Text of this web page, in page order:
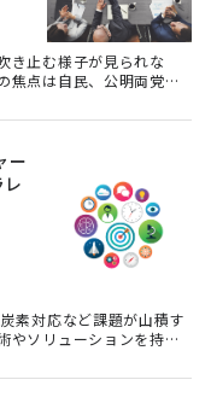
き止む様子が見られな
焦点は自民、公明両党で
のパートナーとして組み
ひいては企業活動にど
ー
素対応など課題が山積す
やソリューションを持つ
育成5か年計画」を推進